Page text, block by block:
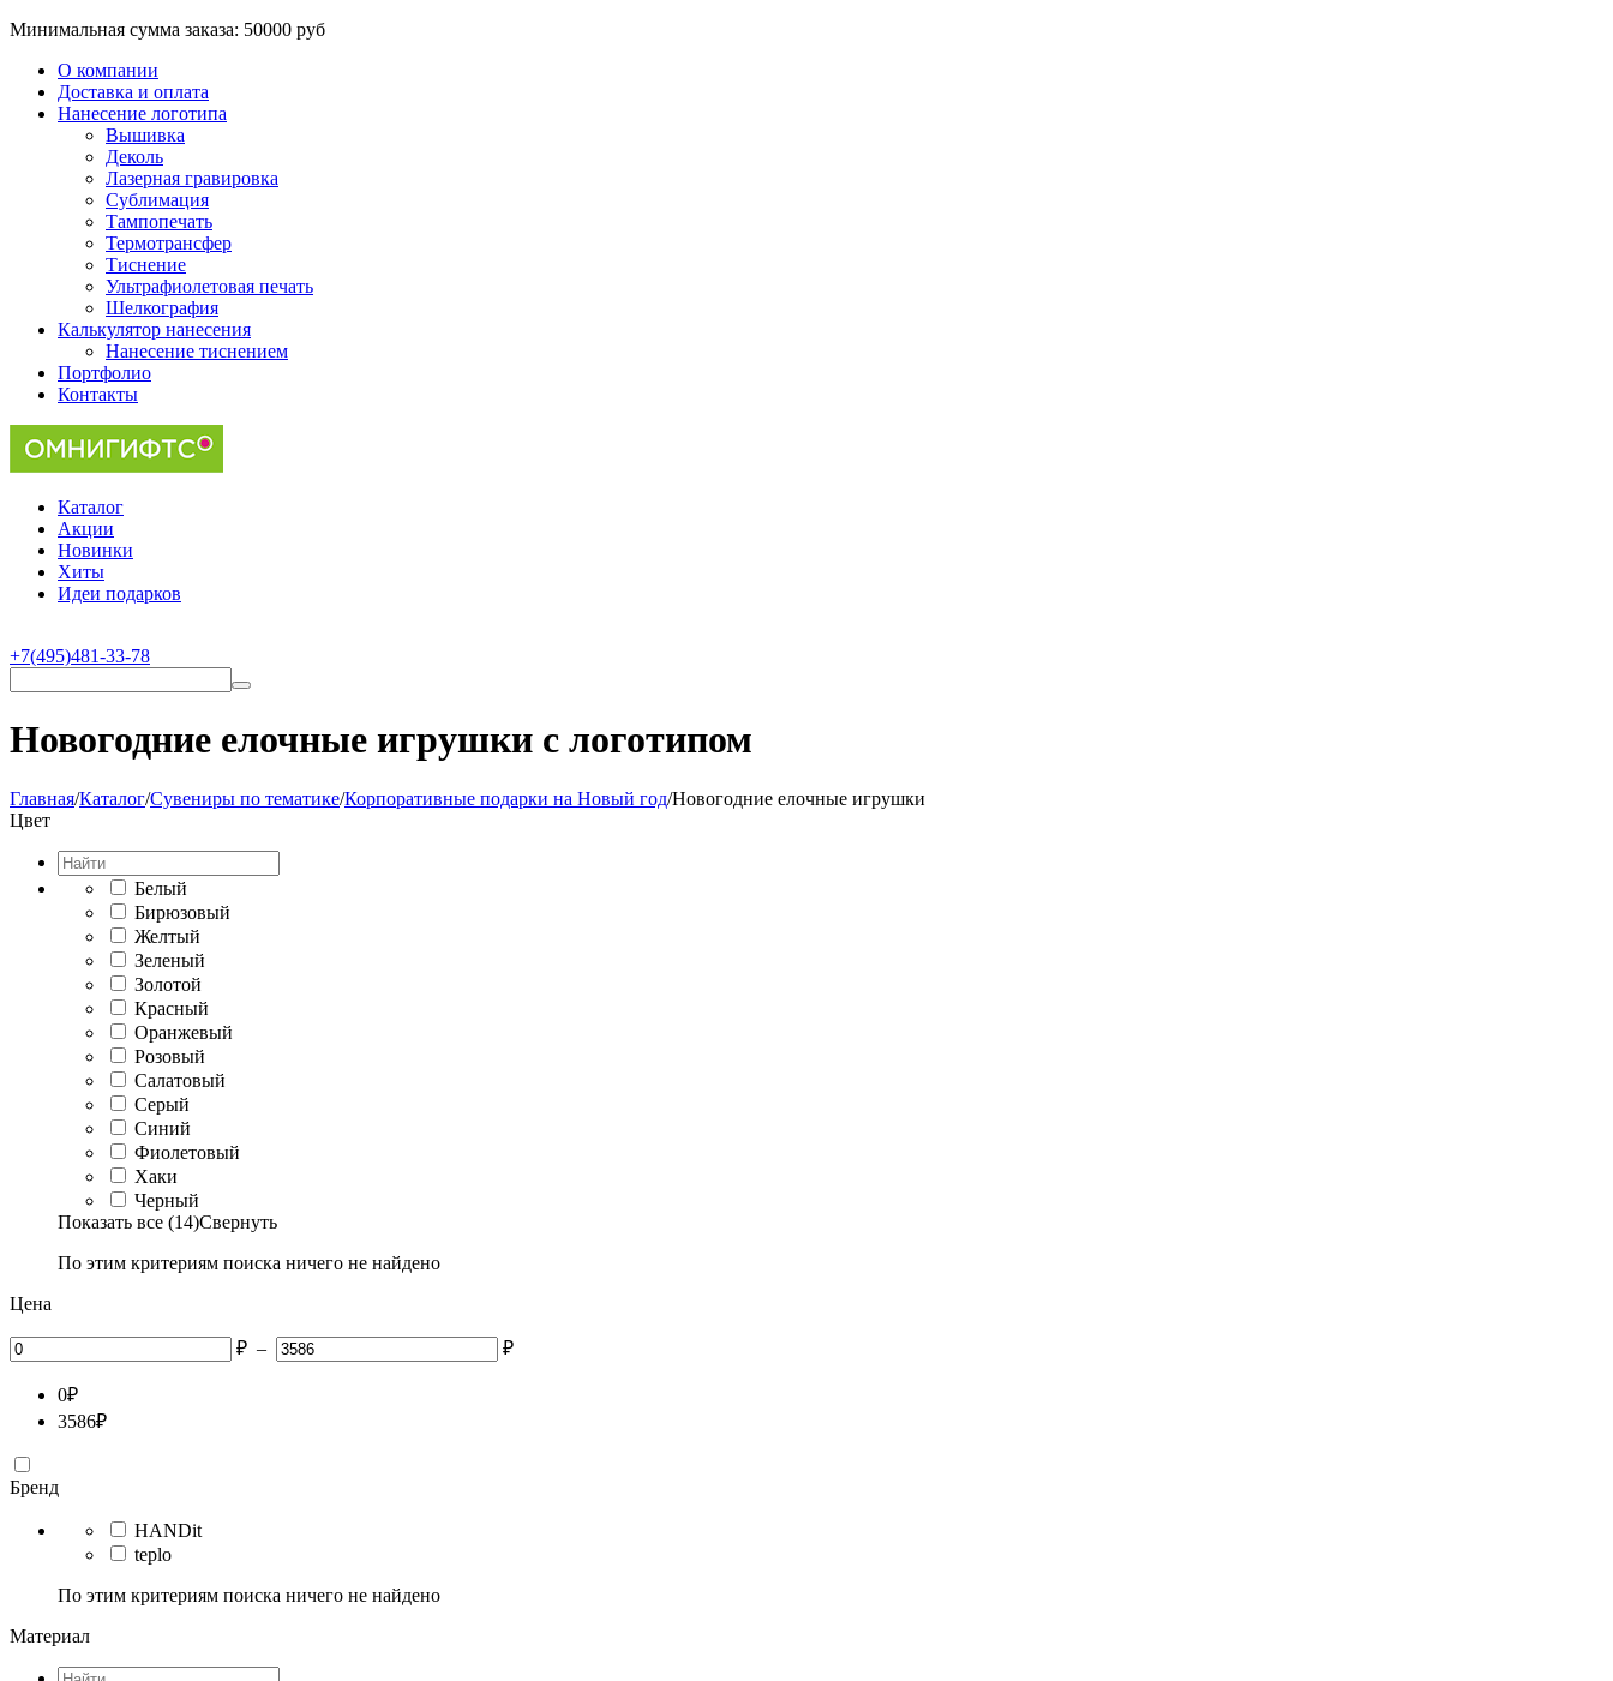
Минимальная сумма заказа: 50000 руб
О компании
Доставка и оплата
Нанесение логотипа
Вышивка
Деколь
Лазерная гравировка
Сублимация
Тампопечать
Термотрансфер
Тиснение
Ультрафиолетовая печать
Шелкография
Калькулятор нанесения
Нанесение тиснением
Портфолио
Контакты
Каталог
Акции
Новинки
Хиты
Идеи подарков
+7(495)481-33-78
Новогодние елочные игрушки с логотипом
Главная/Каталог/Сувениры по тематике/Корпоративные подарки на Новый год/Новогодние елочные игрушки
Цвет
Белый
Бирюзовый
Желтый
Зеленый
Золотой
Красный
Оранжевый
Розовый
Салатовый
Серый
Синий
Фиолетовый
Хаки
Черный
Показать все (14)Свернуть
По этим критериям поиска ничего не найдено
Цена
₽ – ₽
0₽
3586₽
Бренд
HANDit
teplo
По этим критериям поиска ничего не найдено
Материал